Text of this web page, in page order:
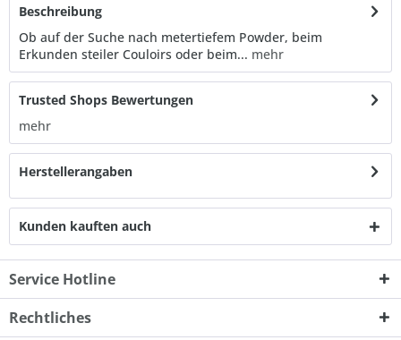
Beschreibung
Ob auf der Suche nach metertiefem Powder, beim
Erkunden steiler Couloirs oder beim... mehr
Trusted Shops Bewertungen
mehr
Herstellerangaben
Kunden kauften auch
Service Hotline
Rechtliches